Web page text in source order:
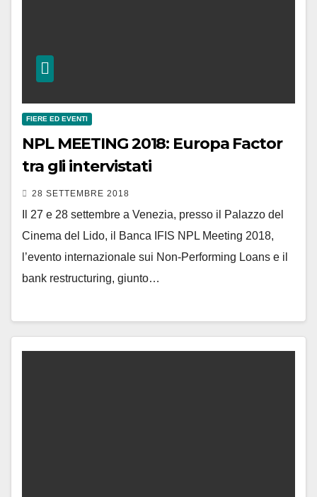
FIERE ED EVENTI
NPL MEETING 2018: Europa Factor
tra gli intervistati
28 SETTEMBRE 2018
Il 27 e 28 settembre a Venezia, presso il Palazzo del
Cinema del Lido, il Banca IFIS NPL Meeting 2018,
l’evento internazionale sui Non-Performing Loans e il
bank restructuring, giunto…